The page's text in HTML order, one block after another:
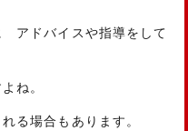
アドバイスや指導をして
ね。
る場合もあります。